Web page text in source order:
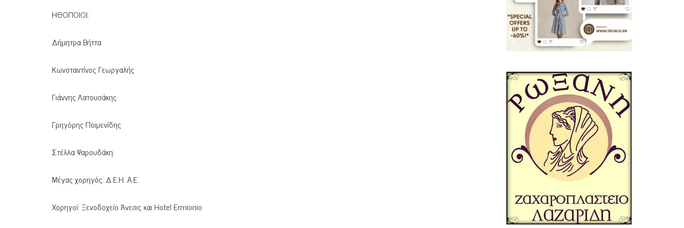
ΗΘΟΠΟΙΟΙ:
Δήμητρα Βήττα
Κωνσταντίνος Γεωργαλής
Γιάννης Λατουσάκης
Γρηγόρης Ποιμενίδης
Στέλλα Ψαρουδάκη
Μέγας χορηγός: Δ.Ε.Η. Α.Ε.
Χορηγοί: Ξενοδοχείο Άνεσις και Hotel Ermionio